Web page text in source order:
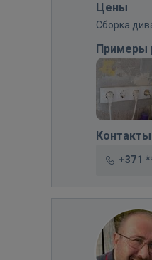
Цены
Сборка
Примеры
Контакты
+371